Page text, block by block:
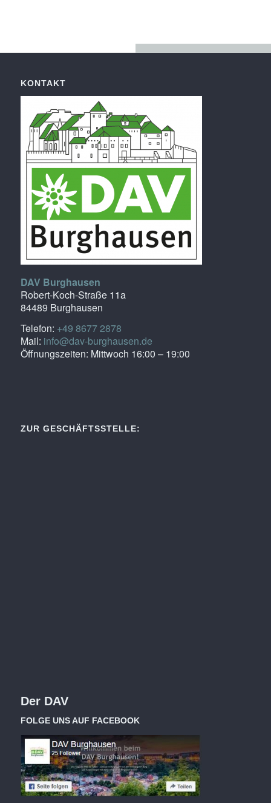
KONTAKT
DAV Burghausen
Robert-Koch-Straße 11a
84489 Burghausen
Telefon: +49 8677 2878
Mail: info@dav-burghausen.de
Öffnungszeiten: Mittwoch 16:00 – 19:00
ZUR GESCHÄFTSSTELLE:
Der DAV
FOLGE UNS AUF FACEBOOK